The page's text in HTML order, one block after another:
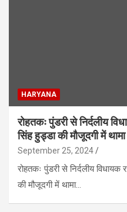
HARYANA
रोहतकः पुंडरी से निर्दलीय
सिंह हुड्डा की मौजूदगी में
September 25, 2024
रोहतकः पुंडरी से निर्दलीय
की मौजूदगी में थामा…